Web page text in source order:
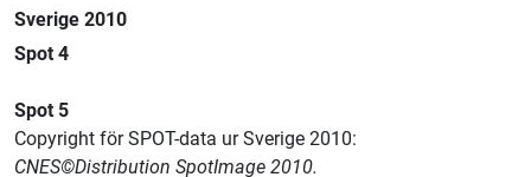
Sverige 2010
Spot 4
Spot 5
Copyright för SPOT-data ur Sverige 2010:
CNES©Distribution SpotImage 2010.